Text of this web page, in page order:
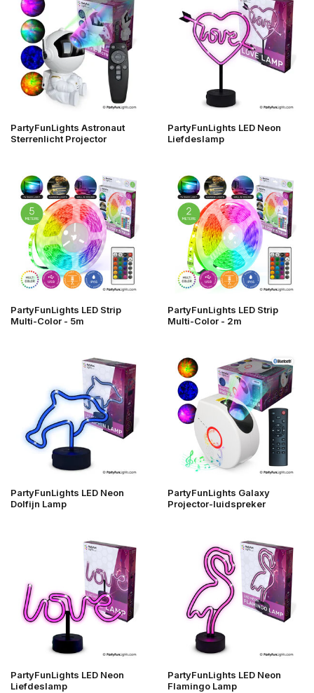
PartyFunLights Astronaut
Sterrenlicht Projector
PartyFunLights LED Neon
Liefdeslamp
PartyFunLights LED Strip
Multi-Color - 5m
PartyFunLights LED Strip
Multi-Color - 2m
PartyFunLights LED Neon
Dolfijn Lamp
PartyFunLights Galaxy
Projector-luidspreker
PartyFunLights LED Neon
Liefdeslamp
PartyFunLights LED Neon
Flamingo Lamp